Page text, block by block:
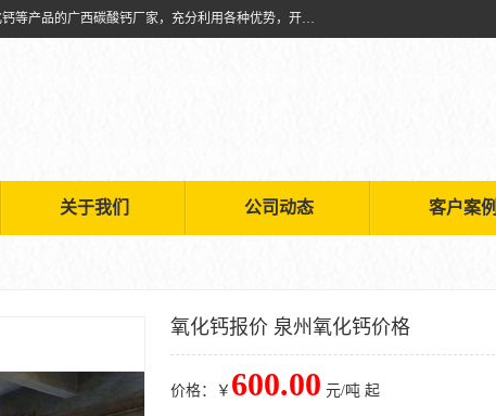
兴安南国金磊粉体厂是从事生产：复合碱批发、氧化钙批发、超细氧化钙、*复合碱、高活性氧化钙等产品的广西碳酸钙厂家，充分利用各种优势，开拓创新，逐步建立了现代企业管理体系，科学.规范的生产体系，严谨的产品质量控制体系，完备的产品质量检验体系。
关于我们 公司动态 客户案例
氧化钙报价 泉州氧化钙价格
价格：￥ 600.00 元/吨 起